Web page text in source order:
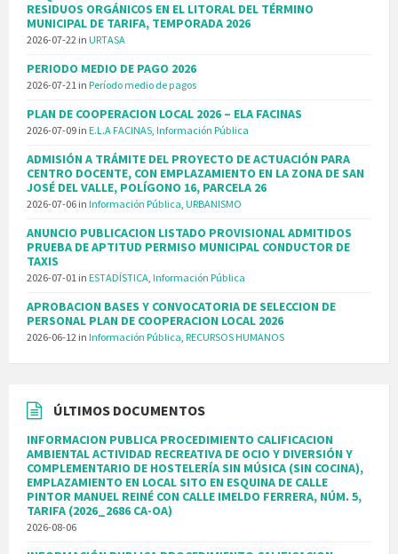
RESIDUOS ORGÁNICOS EN EL LITORAL DEL TÉRMINO
MUNICIPAL DE TARIFA, TEMPORADA 2026
2026-07-22 in URTASA
PERIODO MEDIO DE PAGO 2026
2026-07-21 in Período medio de pagos
PLAN DE COOPERACION LOCAL 2026 – ELA FACINAS
2026-07-09 in E.L.A FACINAS, Información Pública
ADMISIÓN A TRÁMITE DEL PROYECTO DE ACTUACIÓN PARA
CENTRO DOCENTE, CON EMPLAZAMIENTO EN LA ZONA DE SAN
JOSÉ DEL VALLE, POLÍGONO 16, PARCELA 26
2026-07-06 in Información Pública, URBANISMO
ANUNCIO PUBLICACION LISTADO PROVISIONAL ADMITIDOS
PRUEBA DE APTITUD PERMISO MUNICIPAL CONDUCTOR DE
TAXIS
2026-07-01 in ESTADÍSTICA, Información Pública
APROBACION BASES Y CONVOCATORIA DE SELECCION DE
PERSONAL PLAN DE COOPERACION LOCAL 2026
2026-06-12 in Información Pública, RECURSOS HUMANOS
ÚLTIMOS DOCUMENTOS
INFORMACION PUBLICA PROCEDIMIENTO CALIFICACION
AMBIENTAL ACTIVIDAD RECREATIVA DE OCIO Y DIVERSIÓN Y
COMPLEMENTARIO DE HOSTELERÍA SIN MÚSICA (SIN COCINA),
EMPLAZAMIENTO EN LOCAL SITO EN ESQUINA DE CALLE
PINTOR MANUEL REINÉ CON CALLE IMELDO FERRERA, NÚM. 5,
TARIFA (2026_2686 CA-OA)
2026-08-06